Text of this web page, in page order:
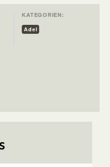
KATEGORIEN:
Adel